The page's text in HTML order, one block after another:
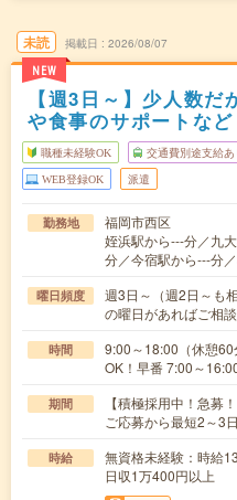
未読
NEW
掲載日 2026/08/07
【週3日～】少人数
や食事のサポートなど
職種未経験OK 交通費別途支給あ
WEB登録OK 派遣
勤務地
福岡市西区
姪浜駅から---分／九
分／今宿駅から---分
曜日頻度
週3日～（週2日～も
の曜日があればご相
時間
9:00～18:00（休憩
OK！早番 7:00～
期間
【積極採用中！急募
ご応募から最短2～3
時給
無資格未経験：時
日収1万400円以上